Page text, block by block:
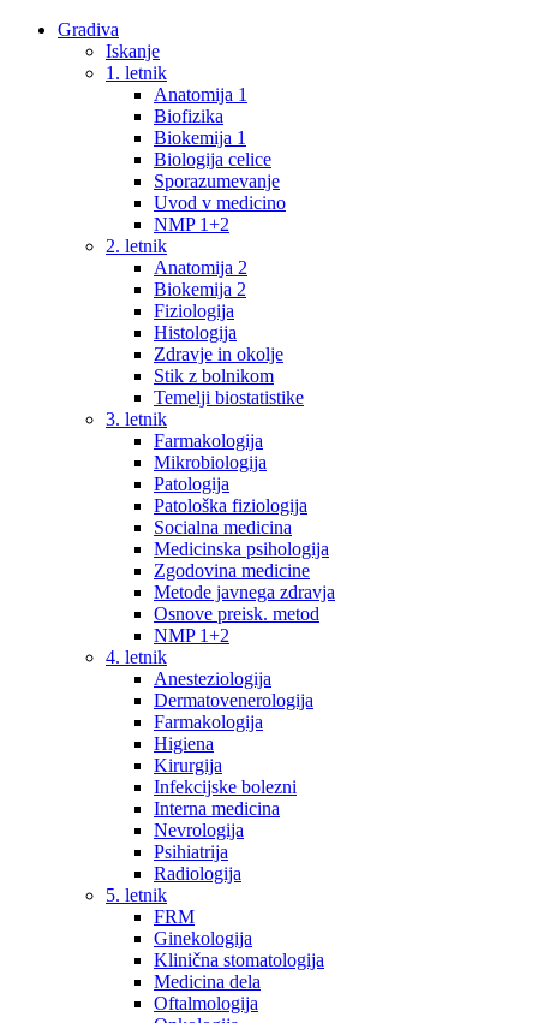
Gradiva
Iskanje
1. letnik
Anatomija 1
Biofizika
Biokemija 1
Biologija celice
Sporazumevanje
Uvod v medicino
NMP 1+2
2. letnik
Anatomija 2
Biokemija 2
Fiziologija
Histologija
Zdravje in okolje
Stik z bolnikom
Temelji biostatistike
3. letnik
Farmakologija
Mikrobiologija
Patologija
Patološka fiziologija
Socialna medicina
Medicinska psihologija
Zgodovina medicine
Metode javnega zdravja
Osnove preisk. metod
NMP 1+2
4. letnik
Anesteziologija
Dermatovenerologija
Farmakologija
Higiena
Kirurgija
Infekcijske bolezni
Interna medicina
Nevrologija
Psihiatrija
Radiologija
5. letnik
FRM
Ginekologija
Klinična stomatologija
Medicina dela
Oftalmologija